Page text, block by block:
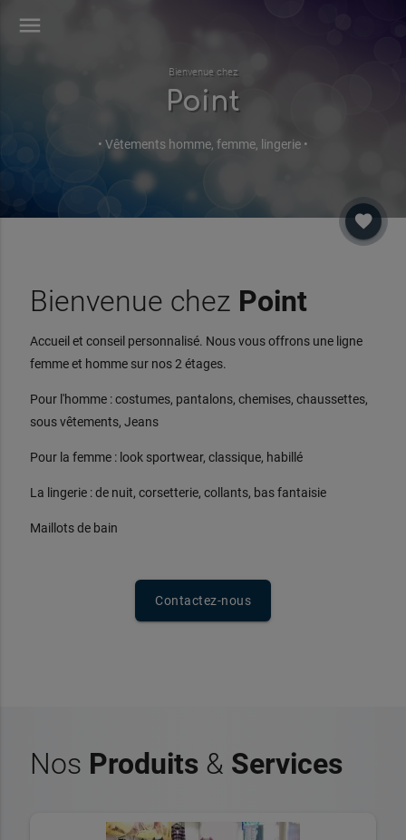
menu
Bienvenue chez
Point
• Vêtements homme, femme, lingerie •
favorite
Bienvenue chez Point
Accueil et conseil personnalisé. Nous vous offrons une ligne
femme et homme sur nos 2 étages.
Pour l'homme : costumes, pantalons, chemises, chaussettes,
sous vêtements, Jeans
Pour la femme : look sportwear, classique, habillé
La lingerie : de nuit, corsetterie, collants, bas fantaisie
Maillots de bain
Contactez-nous
Nos Produits& Services